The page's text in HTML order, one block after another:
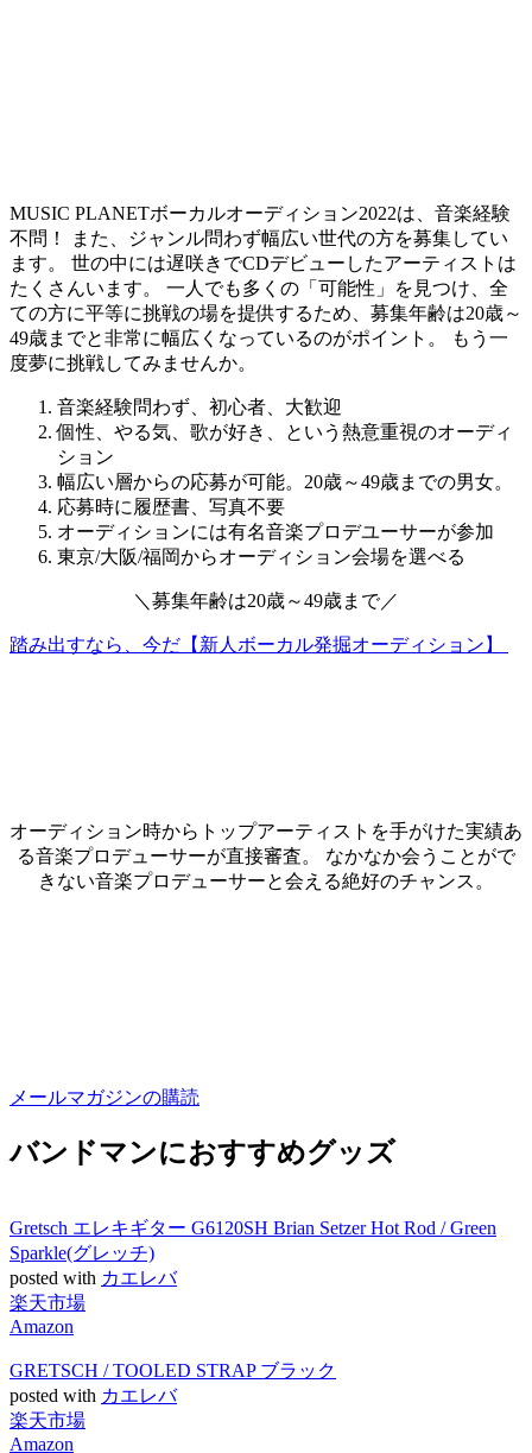
MUSIC PLANETボーカルオーディション2022は、音楽経験
不問！ また、ジャンル問わず幅広い世代の方を募集してい
ます。 世の中には遅咲きでCDデビューしたアーティストは
たくさんいます。 一人でも多くの「可能性」を見つけ、全
ての方に平等に挑戦の場を提供するため、募集年齢は20歳～
49歳までと非常に幅広くなっているのがポイント。
もう一
度夢に挑戦してみませんか。
音楽経験問わず、初心者、大歓迎
個性、やる気、歌が好き、という熱意重視のオーディ
ション
幅広い層からの応募が可能。20歳～49歳までの男女。
応募時に履歴書、写真不要
オーディションには有名音楽プロデユーサーが参加
東京/大阪/福岡からオーディション会場を選べる
＼ 募集年齢は20歳～49歳まで／
踏み出すなら、今だ【新人ボーカル発掘オーディション】
オーディション時からトップアーティストを手がけた実績あ
る音楽プロデューサーが直接審査。 なかなか会うことがで
きない音楽プロデューサーと会える絶好のチャンス。
メールマガジンの購読
バンドマンにおすすめグッズ
Gretsch エレキギター G6120SH Brian Setzer Hot Rod / Green
Sparkle(グレッチ)
posted with カエレバ
楽天市場
Amazon
GRETSCH / TOOLED STRAP ブラック
posted with カエレバ
楽天市場
Amazon